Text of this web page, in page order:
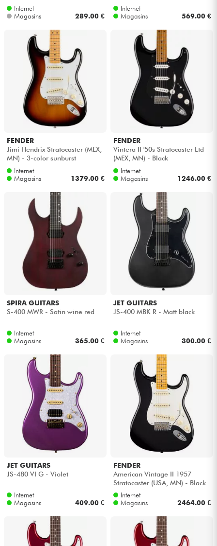
Internet
Magasins
289.00 €
Internet
Magasins
569.00 €
FENDER
Jimi Hendrix Stratocaster (MEX,
MN) - 3-color sunburst
Internet
Magasins
1379.00 €
FENDER
Vintera II '50s Stratocaster Ltd
(MEX, MN) - Black
Internet
Magasins
1246.00 €
SPIRA GUITARS
S-400 MWR - Satin wine red
Internet
Magasins
365.00 €
JET GUITARS
JS-400 MBK R - Matt black
Internet
Magasins
300.00 €
JET GUITARS
JS-480 VI G - Violet
Internet
Magasins
409.00 €
FENDER
American Vintage II 1957
Stratocaster (USA, MN) - Black
Internet
Magasins
2464.00 €